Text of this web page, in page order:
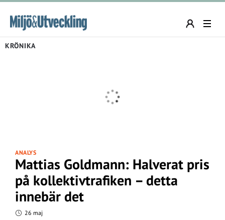
KRÖNIKA
ANALYS
Mattias Goldmann: Halverat pris
på kollektivtrafiken – detta
innebär det
26 maj